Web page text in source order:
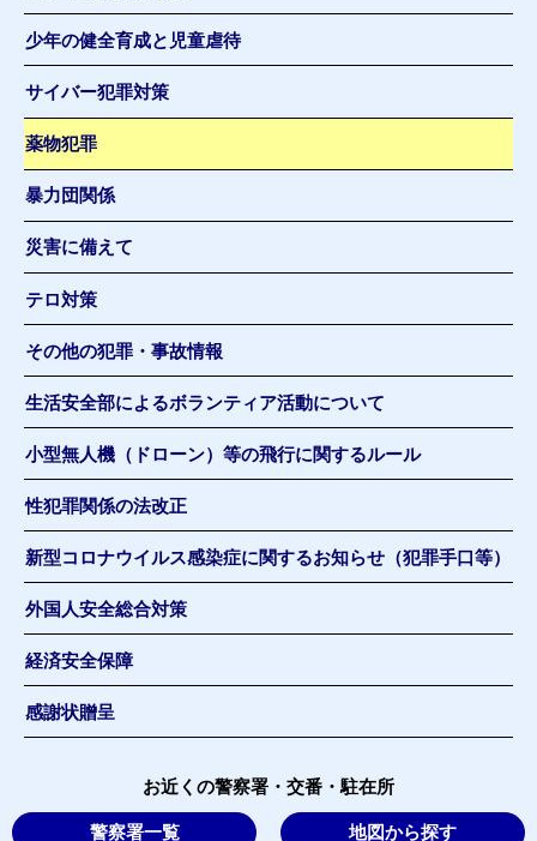
少年の健全育成と児童虐待
サイバー犯罪対策
薬物犯罪
暴力団関係
災害に備えて
テロ対策
その他の犯罪・事故情報
生活安全部によるボランティア活動について
小型無人機（ドローン）等の飛行に関するルール
性犯罪関係の法改正
新型コロナウイルス感染症に関するお知らせ（犯罪手口等）
外国人安全総合対策
経済安全保障
感謝状贈呈
お近くの警察署・交番・駐在所
警察署一覧 地図から探す